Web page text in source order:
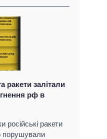
ракети залітали
рф в
російські ракети
порушували